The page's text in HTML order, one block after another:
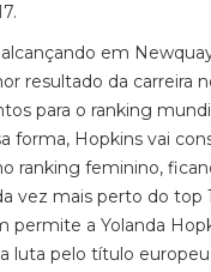
em
resultado da carreira
para o ranking
forma, Hopkins vai
ranking feminino,
vez mais perto do top
permite a Yolanda
luta pelo título